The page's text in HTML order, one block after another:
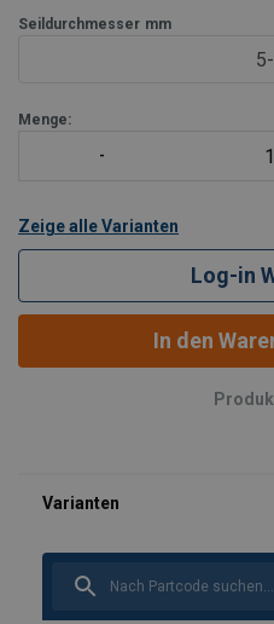
Seildurchmesser mm
Menge:
Zeige alle Varianten
Log-in
In den